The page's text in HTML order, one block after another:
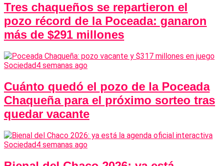
Tres chaqueños se repartieron el
pozo récord de la Poceada: ganaron
más de $291 millones
Sociedad4 semanas ago
Cuánto quedó el pozo de la Poceada
Chaqueña para el próximo sorteo tras
quedar vacante
Sociedad4 semanas ago